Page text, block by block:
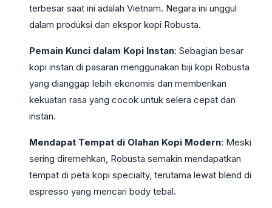
terbesar saat ini adalah Vietnam. Negara ini unggul
dalam produksi dan ekspor kopi Robusta.
Pemain Kunci dalam Kopi Instan: Sebagian besar
kopi instan di pasaran menggunakan biji kopi Robusta
yang dianggap lebih ekonomis dan memberikan
kekuatan rasa yang cocok untuk selera cepat dan
instan.
Mendapat Tempat di Olahan Kopi Modern: Meski
sering diremehkan, Robusta semakin mendapatkan
tempat di peta kopi specialty, terutama lewat blend di
espresso yang mencari body tebal.